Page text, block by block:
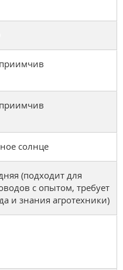
солнце
(подходит для
с опытом, требует
и знания агротехники)